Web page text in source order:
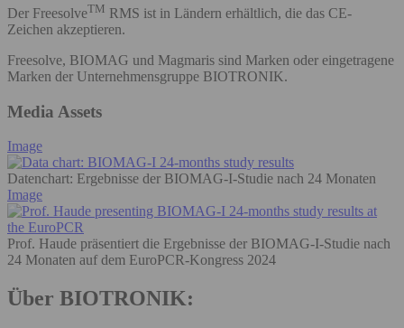
Der FreesolveTM RMS ist in Ländern erhältlich, die das CE-
Zeichen akzeptieren.
Freesolve, BIOMAG und Magmaris sind Marken oder eingetragene
Marken der Unternehmensgruppe BIOTRONIK.
Media Assets
Image
Datenchart: Ergebnisse der BIOMAG-I-Studie nach 24 Monaten
Image
Prof. Haude präsentiert die Ergebnisse der BIOMAG-I-Studie nach
24 Monaten auf dem EuroPCR-Kongress 2024
Über BIOTRONIK: